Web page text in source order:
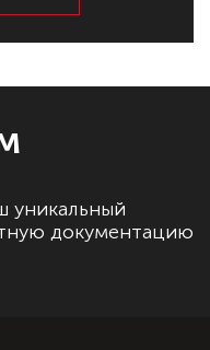
уникальный
документацию